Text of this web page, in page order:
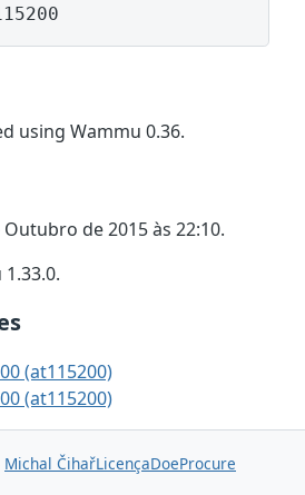
using Wammu 0.36.
de 2015 às 22:10.
(at115200)
(at115200)
Michal ČihařLicençaDoeProcure